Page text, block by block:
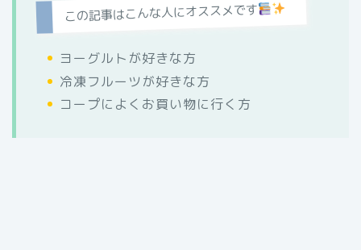
この記事はこんな人にオススメです
ヨーグルトが好きな方
冷凍フルーツが好きな方
コープによくお買い物に行く方